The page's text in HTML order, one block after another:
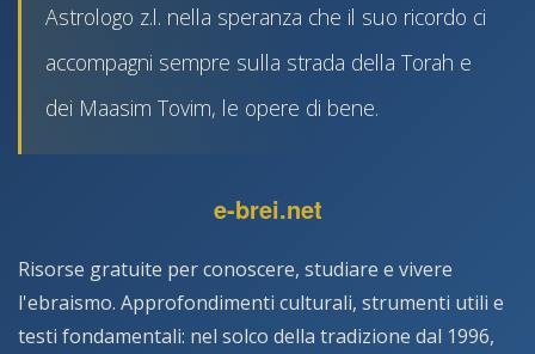
Astrologo z.l. nella speranza che il suo ricordo ci
accompagni sempre sulla strada della Torah e
dei Maasim Tovim, le opere di bene.
e-brei.net
Risorse gratuite per conoscere, studiare e vivere
l'ebraismo. Approfondimenti culturali, strumenti utili e
testi fondamentali: nel solco della tradizione dal 1996,